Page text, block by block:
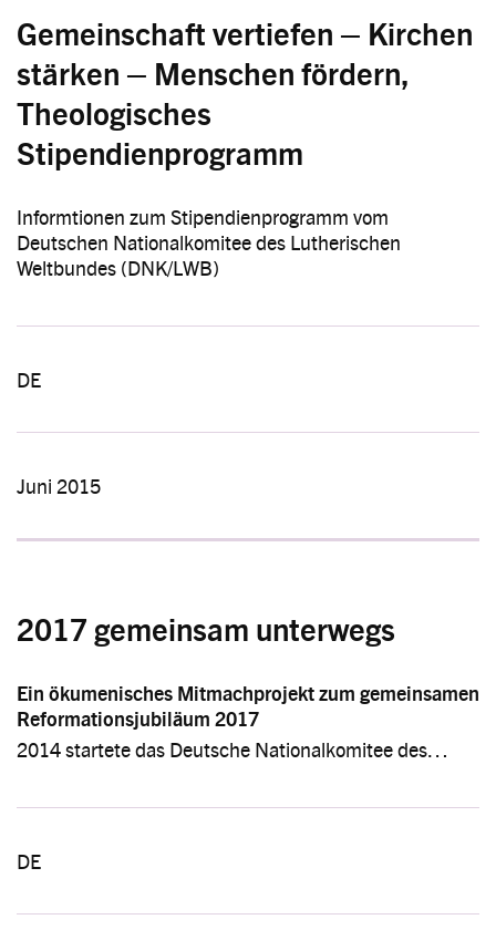
Gemeinschaft vertiefen – Kirchen
stärken – Menschen fördern,
Theologisches
Stipendienprogramm
Informtionen zum Stipendienprogramm vom
Deutschen Nationalkomitee des Lutherischen
Weltbundes (DNK/LWB)
DE
Juni 2015
2017 gemeinsam unterwegs
Ein ökumenisches Mitmachprojekt zum gemeinsamen
Reformationsjubiläum 2017
2014 startete das Deutsche Nationalkomitee des…
DE